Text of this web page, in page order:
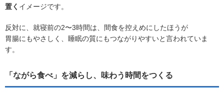
置く イメージです。
反対に、就寝前の2〜3時間は、間食を控えめにしたほうが
胃腸にもやさしく、睡眠の質にもつながりやすいと言われていま
す。
「ながら食べ」を減らし、味わう時間をつくる